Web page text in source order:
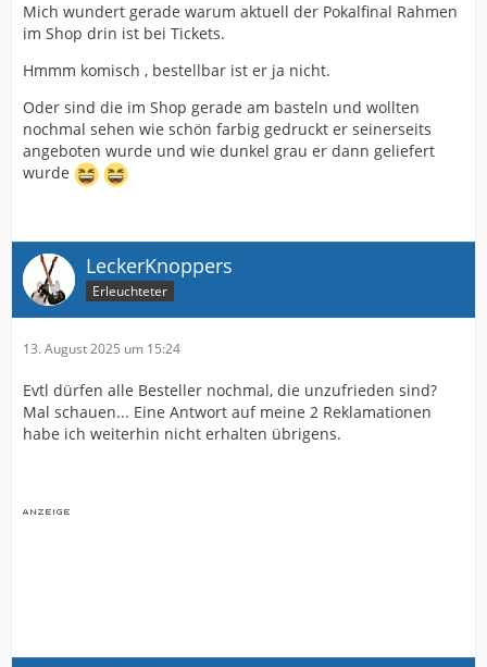
Mich wundert gerade warum aktuell der Pokalfinal Rahmen
im Shop drin ist bei Tickets.
Hmmm komisch , bestellbar ist er ja nicht.
Oder sind die im Shop gerade am basteln und wollten
nochmal sehen wie schön farbig gedruckt er seinerseits
angeboten wurde und wie dunkel grau er dann geliefert
wurde
LeckerKnoppers
Erleuchteter
13. August 2025 um 15:24
Evtl dürfen alle Besteller nochmal, die unzufrieden sind?
Mal schauen... Eine Antwort auf meine 2 Reklamationen
habe ich weiterhin nicht erhalten übrigens.